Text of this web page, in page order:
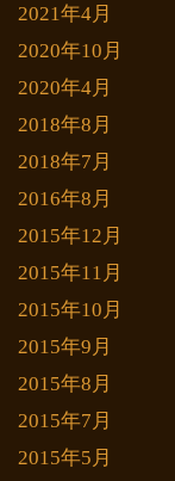
2021年4月
2020年10月
2020年4月
2018年8月
2018年7月
2016年8月
2015年12月
2015年11月
2015年10月
2015年9月
2015年8月
2015年7月
2015年5月